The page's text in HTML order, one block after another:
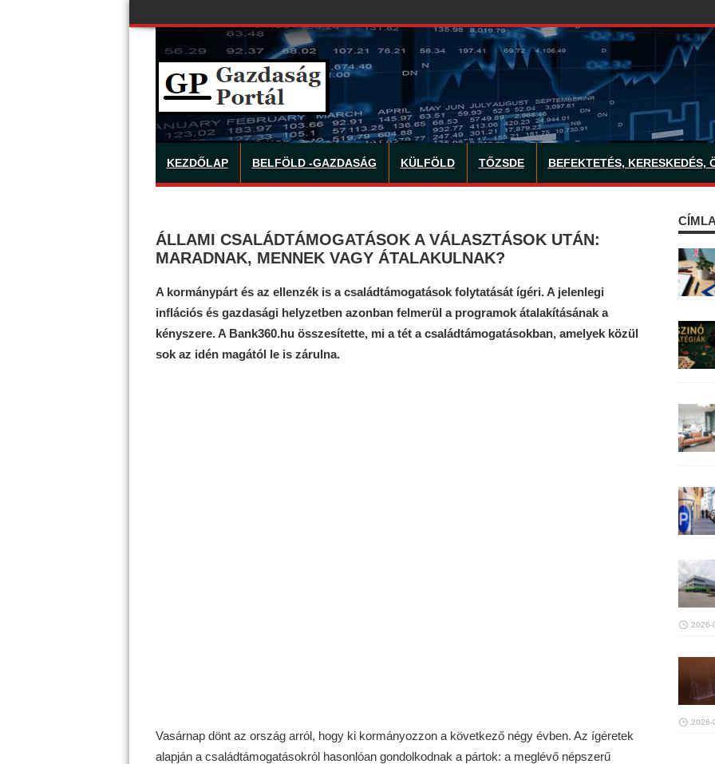
KEZDŐLAP BELFÖLD -GAZDASÁG KÜLFÖLD TŐZSDE BEFEKTETÉS, KERESKEDÉS,
ÁLLAMI CSALÁDTÁMOGATÁSOK A VÁLASZTÁSOK UTÁN:
MARADNAK, MENNEK VAGY ÁTALAKULNAK?
A kormánypárt és az ellenzék is a családtámogatások folytatását ígéri. A jelenlegi
inflációs és gazdasági helyzetben azonban felmerül a programok átalakításának a
kényszere. A Bank360.hu összesítette, mi a tét a családtámogatásokban, amelyek közül
sok az idén magától le is zárulna.
Vasárnap dönt az ország arról, hogy ki kormányozzon a következő négy évben. Az ígéretek
alapján a családtámogatásokról hasonlóan gondolkodnak a pártok: a meglévő népszerű
2026-
2026-